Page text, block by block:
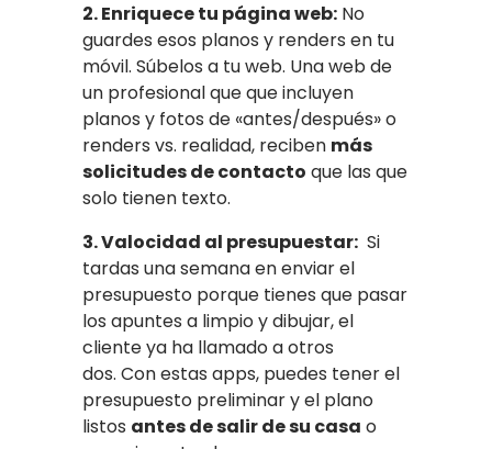
2. Enriquece tu página web: No
guardes esos planos y renders en tu
móvil. Súbelos a tu web. Una web de
un profesional que que incluyen
planos y fotos de «antes/después» o
renders vs. realidad, reciben más
solicitudes de contacto que las que
solo tienen texto.
3. Valocidad al presupuestar: Si
tardas una semana en enviar el
presupuesto porque tienes que pasar
los apuntes a limpio y dibujar, el
cliente ya ha llamado a otros
dos. Con estas apps, puedes tener el
presupuesto preliminar y el plano
listos antes de salir de su casa o